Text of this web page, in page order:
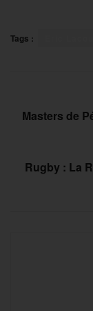
Tags :
Masters de
Rugby : La